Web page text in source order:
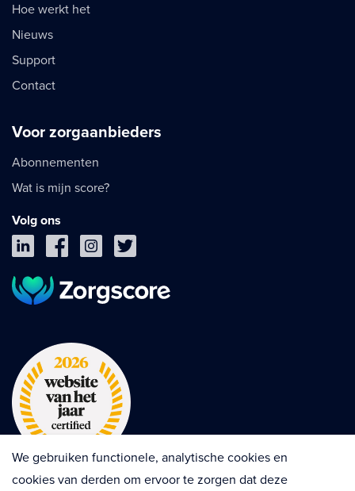
Hoe werkt het
Nieuws
Support
Contact
Voor zorgaanbieders
Abonnementen
Wat is mijn score?
Volg ons
We gebruiken functionele, analytische cookies en
cookies van derden om ervoor te zorgen dat deze